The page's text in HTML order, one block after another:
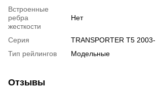
Встроенные
ребра
жесткости
Нет
Серия
TRANSPORTER T5 2003-
Тип рейлингов
Модельные
Отзывы